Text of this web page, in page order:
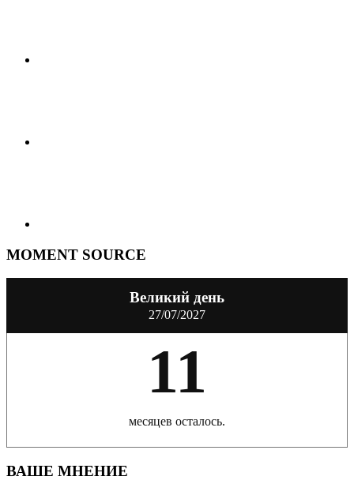
MOMENT SOURCE
Великий день
27/07/2027
11
месяцев осталось.
ВАШЕ МНЕНИЕ